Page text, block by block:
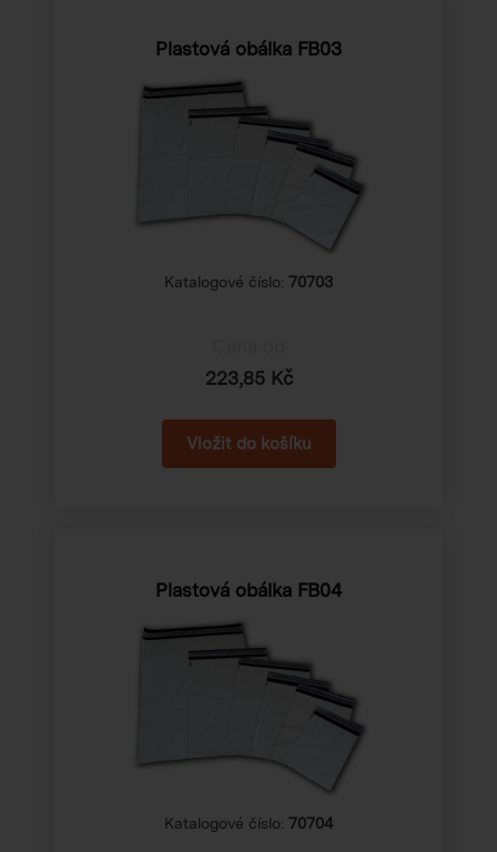
Plastová obálka FB03
Katalogové číslo: 70703
223,85 Kč
Plastová obálka FB04
Katalogové číslo: 70704